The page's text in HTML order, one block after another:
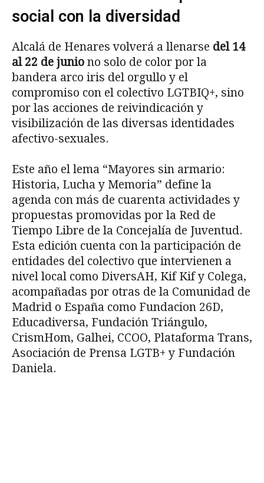
social con la diversidad
Alcalá de Henares volverá a llenarse del 14
al 22 de junio no solo de color por la
bandera arco iris del orgullo y el
compromiso con el colectivo LGTBIQ+, sino
por las acciones de reivindicación y
visibilización de las diversas identidades
afectivo-sexuales.
Este año el lema “Mayores sin armario:
Historia, Lucha y Memoria” define la
agenda con más de cuarenta actividades y
propuestas promovidas por la Red de
Tiempo Libre de la Concejalía de Juventud.
Esta edición cuenta con la participación de
entidades del colectivo que intervienen a
nivel local como DiversAH, Kif Kif y Colega,
acompañadas por otras de la Comunidad de
Madrid o España como Fundacion 26D,
Educadiversa, Fundación Triángulo,
CrismHom, Galhei, CCOO, Plataforma Trans,
Asociación de Prensa LGTB+ y Fundación
Daniela.